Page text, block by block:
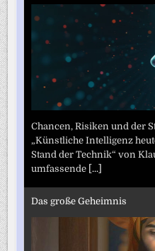
Chancen, Risiken und der
„Künstliche Intelligenz
Stand der Technik“ von
umfassende [...]
Das große Geheimnis